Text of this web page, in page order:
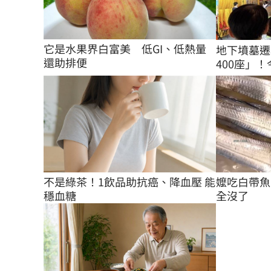
它是水果界白富美　低GI、低熱量
還助排便
地下墳墓
400座」！
不是綠茶！1飲品助抗癌、降血壓 能
穩血糖
嬤吃白帶
全沒了